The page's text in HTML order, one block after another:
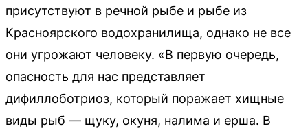
присутствуют в речной рыбе и рыбе из
Красноярского водохранилища, однако не все
они угрожают человеку. «В первую очередь,
опасность для нас представляет
дифиллоботриоз, который поражает хищные
виды рыб — щуку, окуня, налима и ерша. В